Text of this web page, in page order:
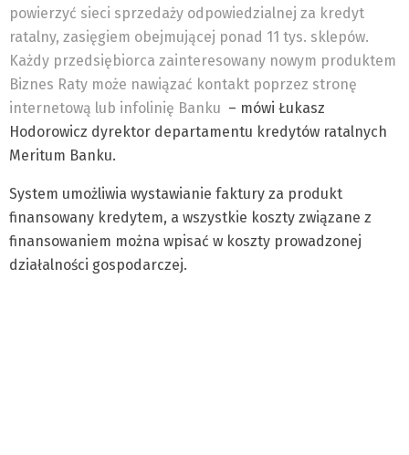
powierzyć sieci sprzedaży odpowiedzialnej za kredyt
ratalny, zasięgiem obejmującej ponad 11 tys. sklepów.
Każdy przedsiębiorca zainteresowany nowym produktem
Biznes Raty może nawiązać kontakt poprzez stronę
internetową lub infolinię Banku – mówi Łukasz
Hodorowicz dyrektor departamentu kredytów ratalnych
Meritum Banku.
System umożliwia wystawianie faktury za produkt
finansowany kredytem, a wszystkie koszty związane z
finansowaniem można wpisać w koszty prowadzonej
działalności gospodarczej.